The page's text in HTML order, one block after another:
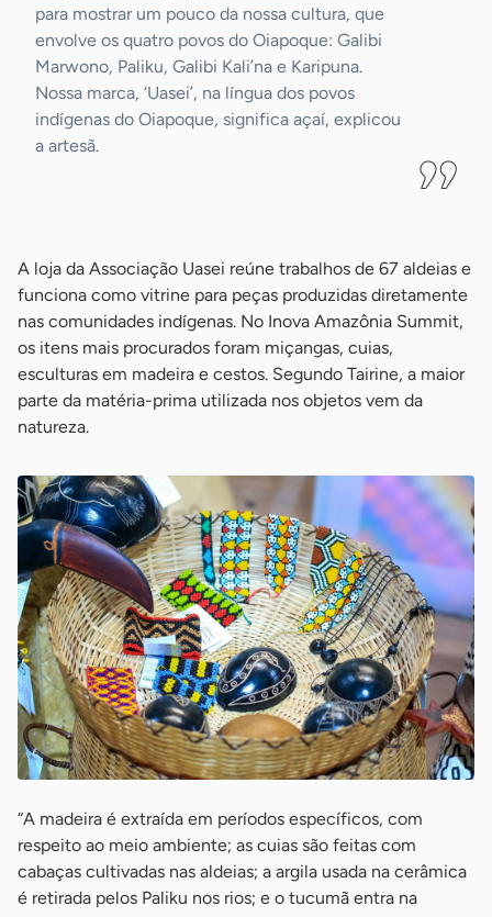
para mostrar um pouco da nossa cultura, que
envolve os quatro povos do Oiapoque: Galibi
Marwono, Paliku, Galibi Kali’na e Karipuna.
Nossa marca, ‘Uasei’, na língua dos povos
indígenas do Oiapoque, significa açaí, explicou
a artesã.
A loja da Associação Uasei reúne trabalhos de 67 aldeias e
funciona como vitrine para peças produzidas diretamente
nas comunidades indígenas. No Inova Amazônia Summit,
os itens mais procurados foram miçangas, cuias,
esculturas em madeira e cestos. Segundo Tairine, a maior
parte da matéria-prima utilizada nos objetos vem da
natureza.
“A madeira é extraída em períodos específicos, com
respeito ao meio ambiente; as cuias são feitas com
cabaças cultivadas nas aldeias; a argila usada na cerâmica
é retirada pelos Paliku nos rios; e o tucumã entra na